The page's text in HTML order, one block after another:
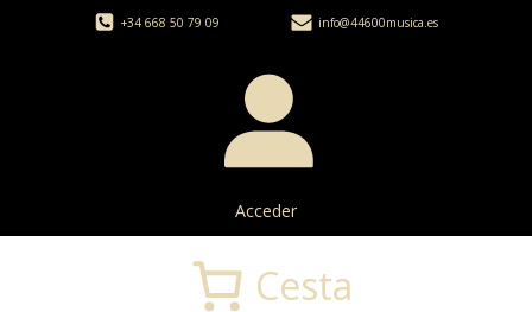
+34 668 50 79 09 info@44600musica.es
Acceder
Cesta